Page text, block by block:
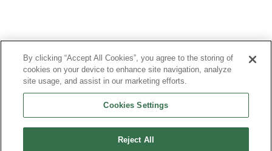
By clicking “Accept All Cookies”, you agree to the storing of
cookies on your device to enhance site navigation, analyze
site usage, and assist in our marketing efforts.
Cookies Settings
Reject All